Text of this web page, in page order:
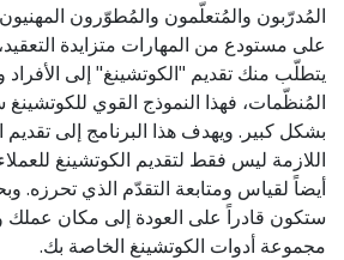
المُدرّبون والمُتعلّمون والمُطوّرون
على مستودع من المهارات متزايدة
يتطلّب منك تقديم "الكوتشينغ" إلى
المُنظّمات، فهذا النموذج القوي
بشكل كبير. ويهدف هذا البرنامج إلى تقديم
اللازمة ليس فقط لتقديم الكوتشينغ
أيضاً لقياس ومتابعة التقدّم الذي تحرزه.
ستكون قادراً على العودة إلى مكان عملك
مجموعة أدوات الكوتشينغ الخاصة بك.